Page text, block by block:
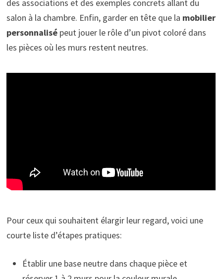
des associations et des exemples concrets allant du
salon à la chambre. Enfin, garder en tête que la mobilier
personnalisépeut jouer le rôle d’un pivot coloré dans
les pièces où les murs restent neutres.
Pour ceux qui souhaitent élargir leur regard, voici une
courte liste d’étapes pratiques:
Établir une base neutre dans chaque pièce et